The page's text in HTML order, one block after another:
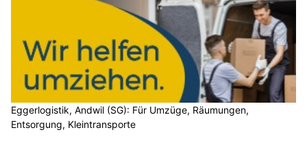
Eggerlogistik, Andwil (SG): Für Umzüge, Räumungen,
Entsorgung, Kleintransporte